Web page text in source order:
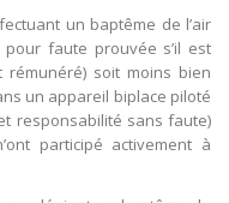
un baptême de l’air
faute prouvée s’il est
soit moins bien
un appareil biplace piloté
responsabilité sans faute)
participé activement à